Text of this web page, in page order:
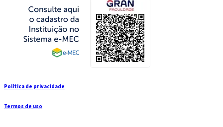
Política de privacidade
Termos de uso